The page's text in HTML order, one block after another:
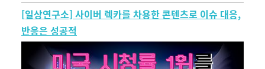
[일상연구소] 사이버 렉카를 차용한 콘텐츠로 이슈 대응,
반응은 성공적